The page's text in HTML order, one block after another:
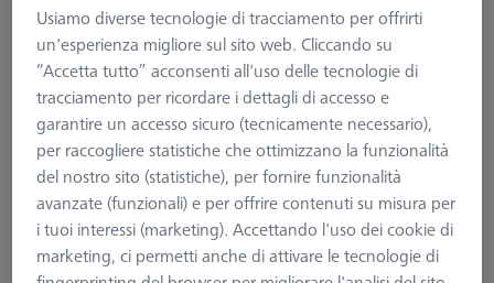
Stampa pagina
<<Panoramica
Usiamo diverse tecnologie di tracciamento per offrirti
un'esperienza migliore sul sito web. Cliccando su
“Accetta tutto” acconsenti all'uso delle tecnologie di
tracciamento per ricordare i dettagli di accesso e
garantire un accesso sicuro (tecnicamente necessario),
per raccogliere statistiche che ottimizzano la funzionalità
del nostro sito (statistiche), per fornire funzionalità
avanzate (funzionali) e per offrire contenuti su misura per
i tuoi interessi (marketing). Accettando l'uso dei cookie di
marketing, ci permetti anche di attivare le tecnologie di